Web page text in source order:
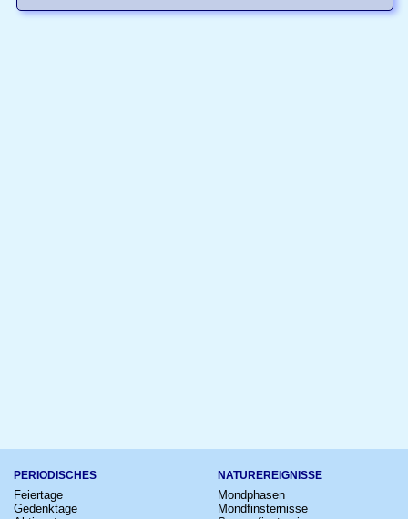
PERIODISCHES
Feiertage
Gedenktage
NATUREREIGNISSE
Mondphasen
Mondfinsternisse